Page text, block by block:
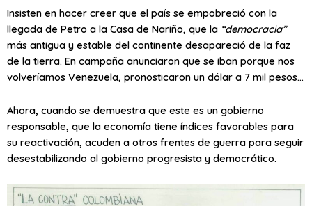
Insisten en hacer creer que el país se empobreció con la
llegada de Petro a la Casa de Nariño, que la “democracia”
más antigua y estable del continente desapareció de la faz
de la tierra. En campaña anunciaron que se iban porque nos
volveríamos Venezuela, pronosticaron un dólar a 7 mil pesos…
Ahora, cuando se demuestra que este es un gobierno
responsable, que la economía tiene índices favorables para
su reactivación, acuden a otros frentes de guerra para seguir
desestabilizando al gobierno progresista y democrático.